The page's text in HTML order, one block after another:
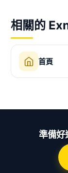
相關的
首頁
準備好